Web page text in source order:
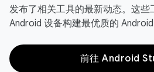
发布了相关工具的最新动态。这些
Android 设备构建最优质的 Android
前往 Android